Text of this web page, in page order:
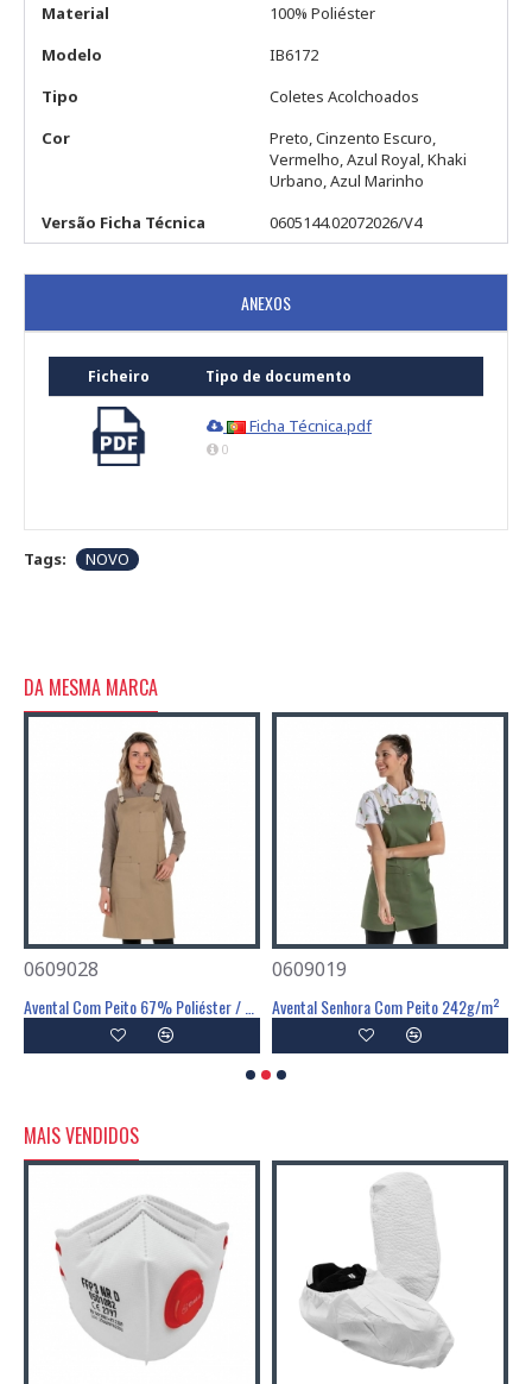
Material
100% Poliéster
Modelo
IB6172
Tipo
Coletes Acolchoados
Cor
Preto, Cinzento Escuro,
Vermelho, Azul Royal, Khaki
Urbano, Azul Marinho
Versão Ficha Técnica
0605144.02072026/V4
ANEXOS
Ficheiro Tipo de documento
Ficha Técnica.pdf
0
Tags: NOVO
DA MESMA MARCA
0609028 0609019
Avental Senhora Com Peito 242g/m²
MAIS VENDIDOS